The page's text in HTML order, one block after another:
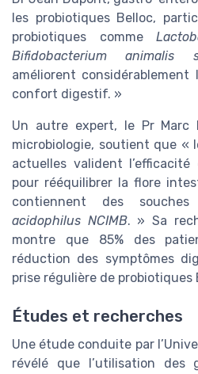
les probiotiques Belloc,
probiotiques comme
Bifidobacterium animalis
améliorent
confort digestif. »
Un autre expert, le Pr Marc
microbiologie, soutient que «
actuelles valident
pour rééquilibrer la flore
contiennent des
acidophilus NCIMB. » Sa
montre que 85% des
réduction des symptômes
prise régulière de probiotiques
Études et recherches
Une étude conduite par
révélé que l’utilisation des